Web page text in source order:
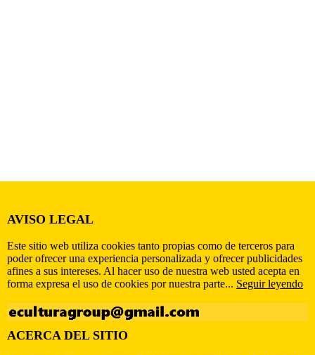
AVISO LEGAL
Este sitio web utiliza cookies tanto propias como de terceros para
poder ofrecer una experiencia personalizada y ofrecer publicidades
afines a sus intereses. Al hacer uso de nuestra web usted acepta en
forma expresa el uso de cookies por nuestra parte... Seguir leyendo
ACERCA DEL SITIO